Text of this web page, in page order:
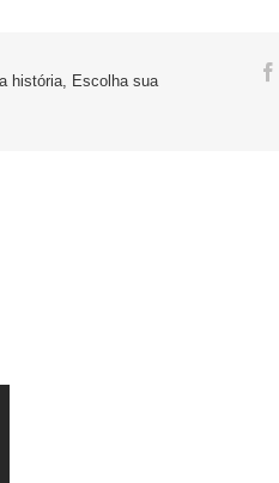
história, Escolha sua